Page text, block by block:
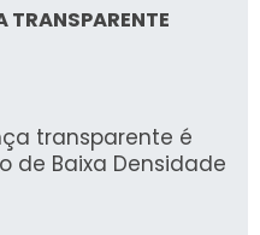
TRANSPARENTE
transparente é
de Baixa Densidade